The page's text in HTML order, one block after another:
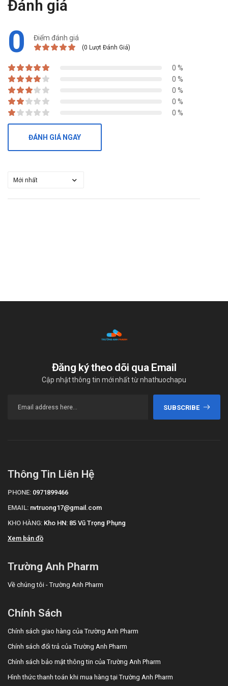
Đánh giá
0 Điểm đánh giá
(0 Lượt Đánh Giá)
0 %
0 %
0 %
0 %
0 %
ĐÁNH GIÁ NGAY
Đăng ký theo dõi qua Email
Cập nhật thông tin mới nhất từ nhathuochapu
SUBSCRIBE
Thông Tin Liên Hệ
PHONE: 0971899466
EMAIL: nvtruong17@gmail.com
KHO HÀNG: Kho HN: 85 Vũ Trọng Phụng
Xem bản đồ
Trường Anh Pharm
Về chúng tôi - Trường Anh Pharm
Chính Sách
Chính sách giao hàng của Trường Anh Pharm
Chính sách đổi trả của Trường Anh Pharm
Chính sách bảo mật thông tin của Trường Anh Pharm
Hình thức thanh toán khi mua hàng tại Trường Anh Pharm